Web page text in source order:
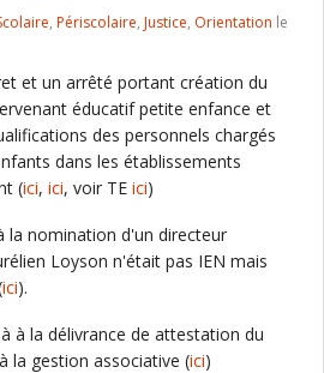
, Périscolaire, Justice, Orientation le
et un arrêté portant création du
éducatif petite enfance et
des personnels chargés
dans les établissements
(ici, ici, voir TE ici)
la nomination d'un directeur
Loyson n'était pas IEN mais
ici).
à la délivrance de attestation du
la gestion associative (ici)